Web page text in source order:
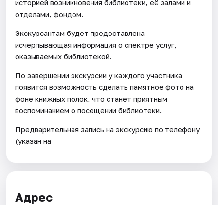
историей возникновения библиотеки, её залами и
отделами, фондом.
Экскурсантам будет предоставлена
исчерпывающая информация о спектре услуг,
оказываемых библиотекой.
По завершении экскурсии у каждого участника
появится возможность сделать памятное фото на
фоне книжных полок, что станет приятным
воспоминанием о посещении библиотеки.
Предварительная запись на экскурсию по телефону
(указан на
Адрес